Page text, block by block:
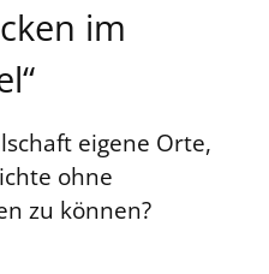
im
eigene Orte,
ohne
zu können?